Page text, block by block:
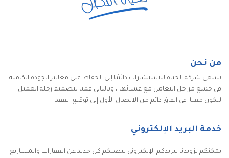
من نحن
تسعى شركة الحياة للاستشارات دائمًا إلى الحفاظ على معايير الجودة الكاملة
في جميع مراحل التعامل مع عملائها ، وبالتالي قمنا بتصميم رحلة العميل
ليكون معنا في اتفاق دائم من الاتصال الأول إلى توقيع العقد
خدمة البريد الإلكتروني
يمكنكم تزويدنا ببريدكم الإلكتروني ليصلكم كل جديد عن العقارات والمشاريع